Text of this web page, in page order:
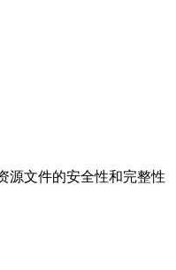
源文件的安全性和完整性